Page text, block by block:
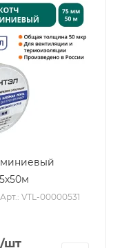
Арт.: VTL-00000531
/шт